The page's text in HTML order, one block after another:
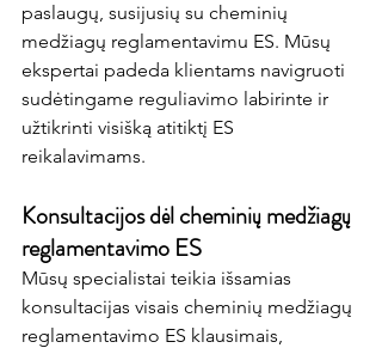
paslaugų, susijusių su cheminių
medžiagų reglamentavimu ES. Mūsų
ekspertai padeda klientams navigruoti
sudėtingame reguliavimo labirinte ir
užtikrinti visišką atitiktį ES
reikalavimams.
Konsultacijos dėl cheminių medžiagų
reglamentavimo ES
Mūsų specialistai teikia išsamias
konsultacijas visais cheminių medžiagų
reglamentavimo ES klausimais,